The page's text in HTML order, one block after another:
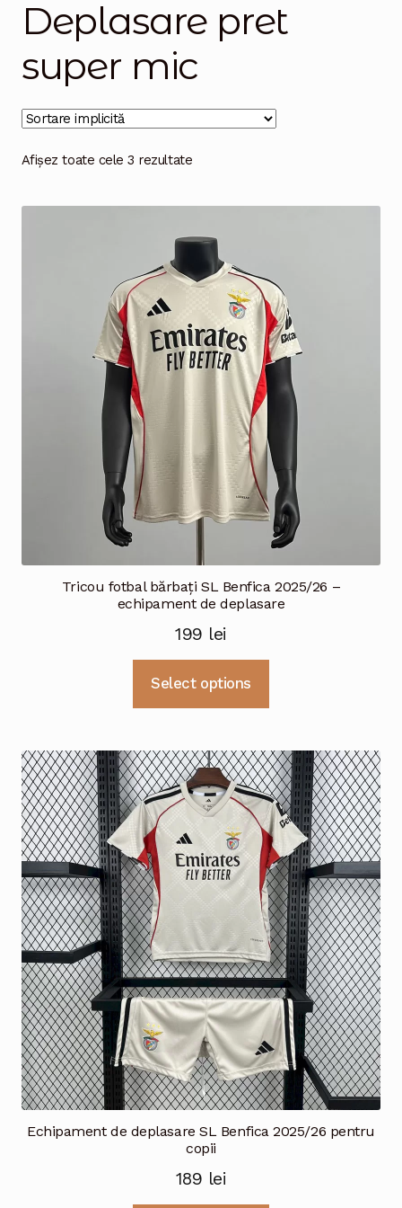
Magazinul
Deplasare pret
super mic
Afișez toate cele 3 rezultate
Tricou fotbal bărbați SL Benfica 2025/26 –
echipament de deplasare
199 lei
Select options
multe
variații.
Opțiunile
pot
fi
alese
în
pagina
produsului.
Echipament de deplasare SL Benfica 2025/26 pentru
copii
189 lei